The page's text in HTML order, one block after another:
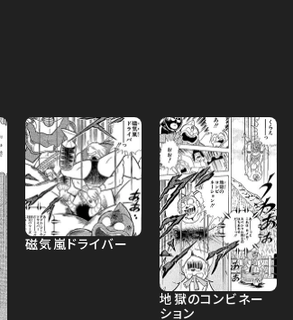
磁気嵐ドライバー
地獄のコンビネー
ション